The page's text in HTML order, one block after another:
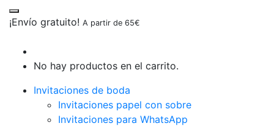
¡Envío gratuito! A partir de 65€
No hay productos en el carrito.
Invitaciones de boda
Invitaciones papel con sobre
Invitaciones para WhatsApp